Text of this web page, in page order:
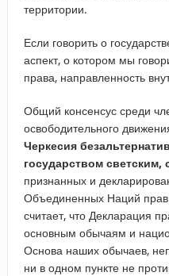
территории.
Если говорить о
аспект, о котором мы
права, направленность
Общий консенсус среди
освободительного
Черкесия
государством светским,
признанных и
Объединенных Наций прав
считает, что Декларация
основным обычаям и
Основа наших обычаев,
ни в одном пункте не